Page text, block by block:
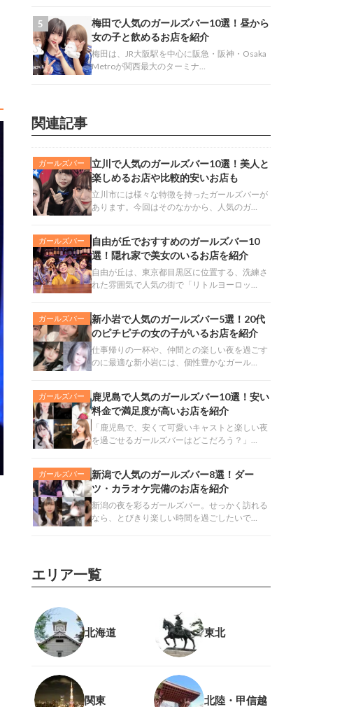
5
梅田で人気のガールズバー10選！昼から
女の子と飲めるお店を紹介
梅田は、JR大阪駅を中心に阪急・阪神・Osaka
Metroが関西最大のターミナ…
関連記事
ガールズバー
立川で人気のガールズバー10選！美人と
楽しめるお店や比較的安いお店も
立川市には様々な特徴を持ったガールズバーが
あります。今回はそのなかから、人気のガ…
ガールズバー
自由が丘でおすすめのガールズバー10
選！隠れ家で美女のいるお店を紹介
自由が丘は、東京都目黒区に位置する、洗練さ
れた雰囲気で人気の街で「リトルヨーロッ…
ガールズバー
新小岩で人気のガールズバー5選！20代
のピチピチの女の子がいるお店を紹介
仕事帰りの一杯や、仲間との楽しい夜を過ごす
のに最適な新小岩には、個性豊かなガール…
ガールズバー
鹿児島で人気のガールズバー10選！安い
料金で満足度が高いお店を紹介
「鹿児島で、安くて可愛いキャストと楽しい夜
を過ごせるガールズバーはどこだろう？」…
ガールズバー
新潟で人気のガールズバー8選！ダー
ツ・カラオケ完備のお店を紹介
新潟の夜を彩るガールズバー。せっかく訪れる
なら、とびきり楽しい時間を過ごしたいで…
エリア一覧
北海道 東北
関東 北陸・甲信越